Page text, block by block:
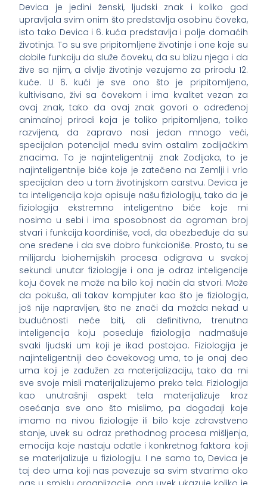
Devica je jedini ženski, ljudski znak i koliko god
upravljala svim onim što predstavlja osobinu čoveka,
isto tako Devica i 6. kuća predstavlja i polje domaćih
životinja. To su sve pripitomljene životinje i one koje su
dobile funkciju da služe čoveku, da su blizu njega i da
žive sa njim, a divlje životinje vezujemo za prirodu 12.
kuće. U 6. kući je sve ono što je pripitomljeno,
kultivisano, živi sa čovekom i ima kvalitet vezan za
ovaj znak, tako da ovaj znak govori o određenoj
animalnoj prirodi koja je toliko pripitomljena, toliko
razvijena, da zapravo nosi jedan mnogo veći,
specijalan potencijal među svim ostalim zodijačkim
znacima. To je najinteligentniji znak Zodijaka, to je
najinteligentnije biće koje je zatečeno na Zemlji i vrlo
specijalan deo u tom životinjskom carstvu. Devica je
ta inteligencija koja opisuje našu fiziologiju, tako da je
fiziologija ekstremno inteligentno biće koje mi
nosimo u sebi i ima sposobnost da ogroman broj
stvari i funkcija koordiniše, vodi, da obezbeđuje da su
one sređene i da sve dobro funkcioniše. Prosto, tu se
milijardu biohemijskih procesa odigrava u svakoj
sekundi unutar fiziologije i ona je odraz inteligencije
koju čovek ne može na bilo koji način da stvori. Može
da pokuša, ali takav kompjuter kao što je fiziologija,
još nije napravljen, što ne znači da možda nekad u
budućnosti neće biti, ali definitivno, trenutna
inteligencija koju poseduje fiziologija nadmašuje
svaki ljudski um koji je ikad postojao. Fiziologija je
najinteligentniji deo čovekovog uma, to je onaj deo
uma koji je zadužen za materijalizaciju, tako da mi
sve svoje misli materijalizujemo preko tela. Fiziologija
kao unutrašnji aspekt tela materijalizuje kroz
osećanja sve ono što mislimo, pa događaji koje
imamo na nivou fiziologije ili bilo koje zdravstveno
stanje, uvek su odraz prethodnog procesa mišljenja,
emocija koje nastaju odatle i konkretnog faktora koji
se materijalizuje u fiziologiju. I ne samo to, Devica je
taj deo uma koji nas povezuje sa svim stvarima oko